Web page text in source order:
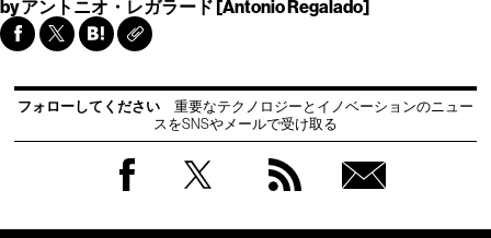
byアントニオ・レガラード [Antonio Regalado]
フォローしてください
重要なテクノロジーとイノベーションのニュー
スをSNSやメールで受け取る